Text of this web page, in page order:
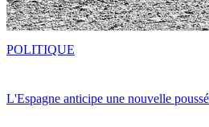
L'Espagne anticipe une nouvelle
POLITIQUE